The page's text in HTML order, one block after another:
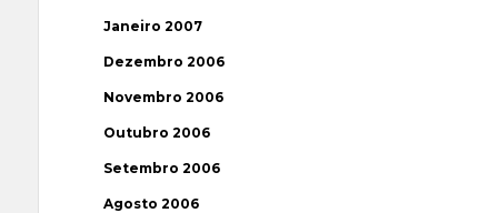
Janeiro 2007
Dezembro 2006
Novembro 2006
Outubro 2006
Setembro 2006
Agosto 2006